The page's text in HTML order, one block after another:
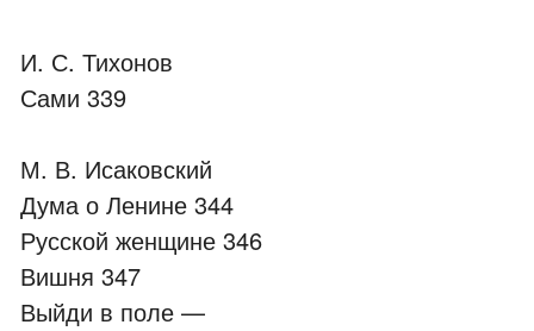
И. С. Тихонов
Сами 339
М. В. Исаковский
Дума о Ленине 344
Русской женщине 346
Вишня 347
Выйди в поле —